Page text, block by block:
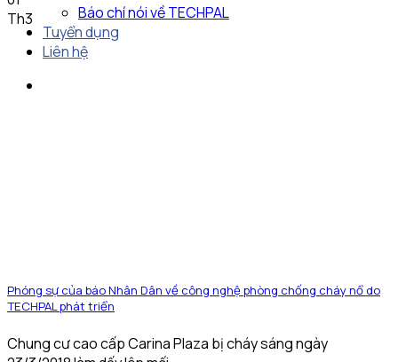
Báo chí nói về TECHPAL
Tuyển dụng
Liên hệ
Th3
Phóng sự của báo Nhân Dân về công nghệ phòng chống cháy nổ do
TECHPAL phát triển
Chung cư cao cấp Carina Plaza bị cháy sáng ngày